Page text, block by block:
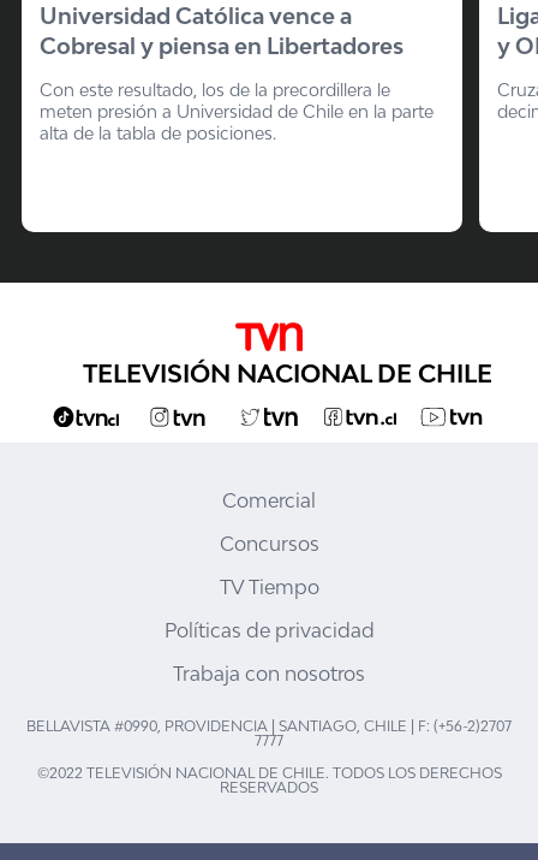
Universidad Católica vence a
Cobresal y piensa en Libertadores
Con este resultado, los de la precordillera le
meten presión a Universidad de Chile en la parte
alta de la tabla de posiciones.
y
TELEVISIÓN NACIONAL DE CHILE
Comercial
Concursos
TV Tiempo
Políticas de privacidad
Trabaja con nosotros
BELLAVISTA #0990, PROVIDENCIA | SANTIAGO, CHILE | F: (+56-2)2707
7777
©2022 TELEVISIÓN NACIONAL DE CHILE. TODOS LOS DERECHOS
RESERVADOS